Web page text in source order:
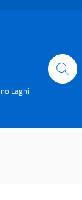
Laghi